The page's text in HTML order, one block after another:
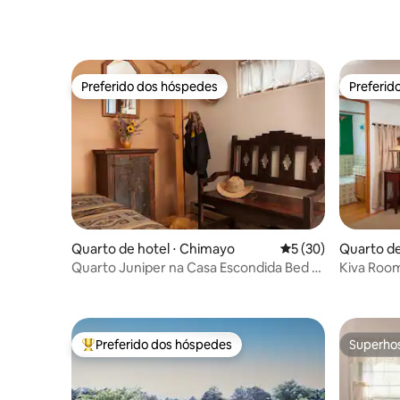
Preferido dos hóspedes
Preferido dos hóspedes
Quarto de hotel ⋅ Chimayo 5 de uma
5 (30)
Quarto Juniper na Casa Escondida Bed &
Quarto
Kiva
Entre os melhores preferidos dos hóspedes
Preferido dos hóspedes